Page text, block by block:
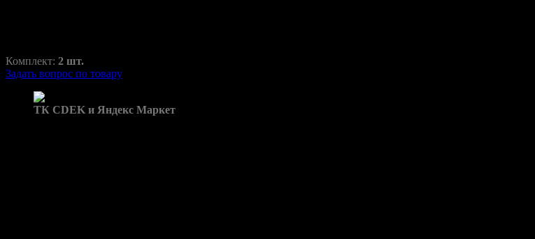
Комплект: 2 шт.
Задать вопрос по товару
ТК CDEK и Яндекс Маркет